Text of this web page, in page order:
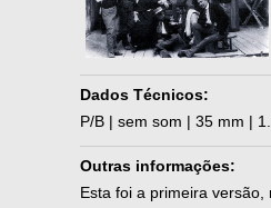
Dados Técnicos:
P/B | sem som | 35 mm |
Outras informações:
Esta foi a primeira versão,